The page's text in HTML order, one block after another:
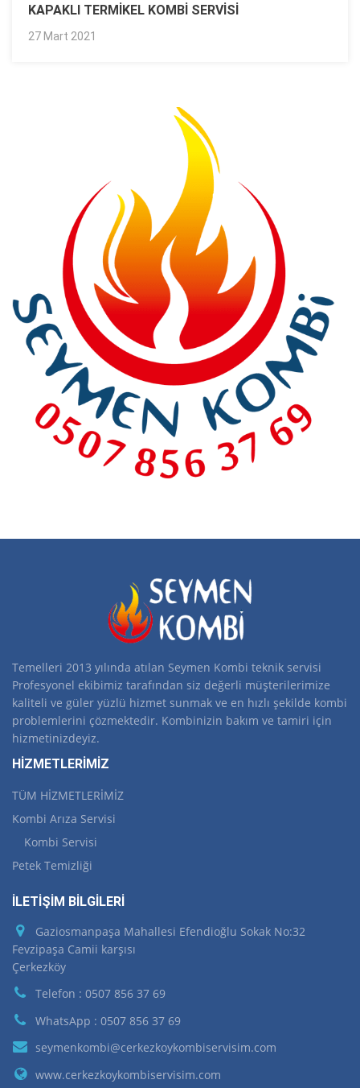
KAPAKLI TERMIKEL KOMBI SERVISI
27 Mart 2021
Temelleri 2013 yılında atılan Seymen Kombi teknik servisi
Profesyonel ekibimiz tarafından siz değerli müşterilerimize
kaliteli ve güler yüzlü hizmet sunmak ve en hızlı şekilde kombi
problemlerini çözmektedir. Kombinizin bakım ve tamiri için
hizmetinizdeyiz.
HİZMETLERİMİZ
TÜM HİZMETLERİMİZ
Kombi Arıza Servisi
Kombi Servisi
Petek Temizliği
İLETİŞİM BİLGİLERİ
Gaziosmanpaşa Mahallesi Efendioğlu Sokak No:32
Fevzipaşa Camii karşısı
Çerkezköy
Telefon : 0507 856 37 69
WhatsApp : 0507 856 37 69
seymenkombi@cerkezkoykombiservisim.com
www.cerkezkoykombiservisim.com